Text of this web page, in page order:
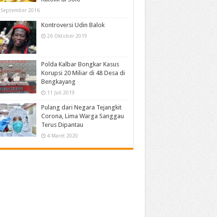
2016
Kontroversi Udin Balok
26 Oktober 2019
Polda Kalbar Bongkar Kasus
Korupsi 20 Miliar di 48 Desa di
Bengkayang
11 Juli 2019
Pulang dari Negara Tejangkit
Corona, Lima Warga Sanggau
Terus Dipantau
4 Maret 2020